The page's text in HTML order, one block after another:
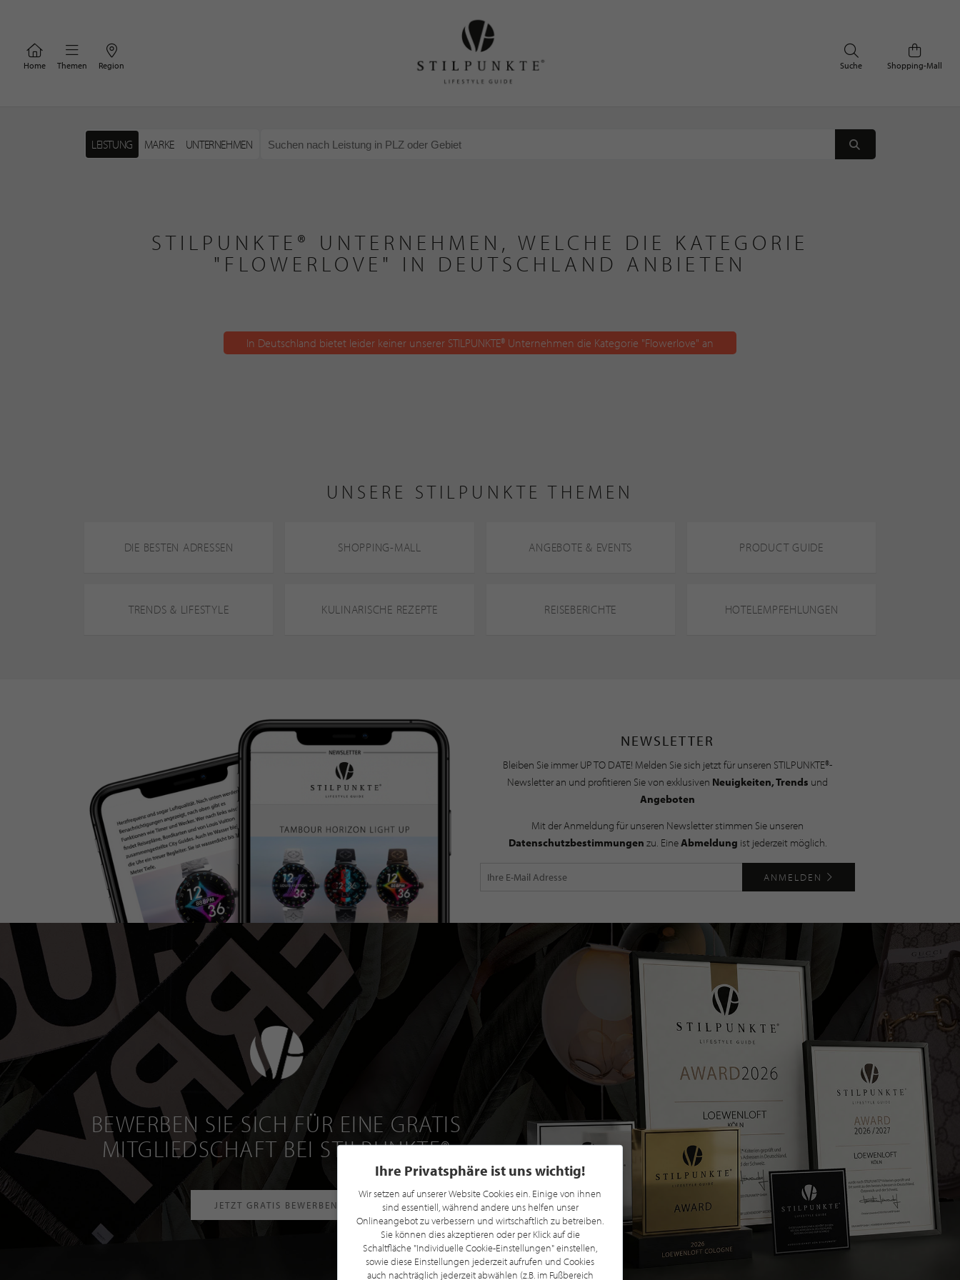
Home Themen Region Shopping-Mall
Suche
LEISTUNG MARKE UNTERNEHMEN
STILPUNKTE® UNTERNEHMEN, WELCHE DIE KATEGORIE
"FLOWERLOVE" IN DEUTSCHLAND ANBIETEN
In Deutschland bietet leider keiner unserer STILPUNKTE® Unternehmen die Kategorie "Flowerlove" an
UNSERE STILPUNKTE THEMEN
DIE BESTEN ADRESSEN SHOPPING-MALL ANGEBOTE & EVENTS PRODUCT GUIDE
TRENDS & LIFESTYLE KULINARISCHE REZEPTE REISEBERICHTE HOTELEMPFEHLUNGEN
NEWSLETTER
Bleiben Sie immer UP TO DATE! Melden Sie sich jetzt für unseren STILPUNKTE®-
Newsletter an und profitieren Sie von exklusiven Neuigkeiten, Trends und
Angeboten
Mit der Anmeldung für unseren Newsletter stimmen Sie unseren
Datenschutzbestimmungen zu. EineAbmeldung ist jederzeit möglich.
ANMELDEN
BEWERBEN SIE SICH FÜR EINE GRATIS
MITGLIEDSCHAFT BEI STILPUNKTE®
JETZT GRATIS BEWERBEN
Ihre Privatsphäre ist uns wichtig!
Wir setzen auf unserer Website Cookies ein. Einige von ihnen
sind essentiell, während andere uns helfen unser
Onlineangebot zu verbessern und wirtschaftlich zu betreiben.
Sie können dies akzeptieren oder per Klick auf die
Schaltfläche "Individuelle Cookie-Einstellungen" einstellen,
sowie diese Einstellungen jederzeit aufrufen und Cookies
auch nachträglich jederzeit abwählen (z.B. im Fußbereich